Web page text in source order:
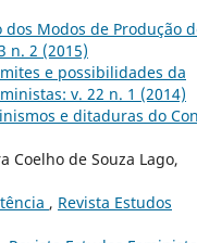
dos Modos de Produção
n. 2 (2015)
e possibilidades da
v. 22 n. 1 (2014)
e ditaduras do
Coelho de Souza Lago,
, Revista Estudos